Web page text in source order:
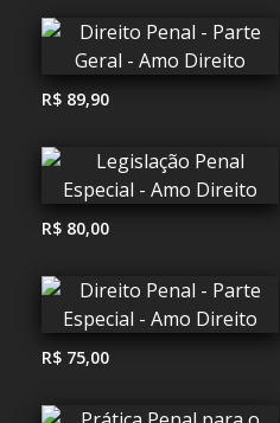
R$ 89,90
R$ 80,00
R$ 75,00